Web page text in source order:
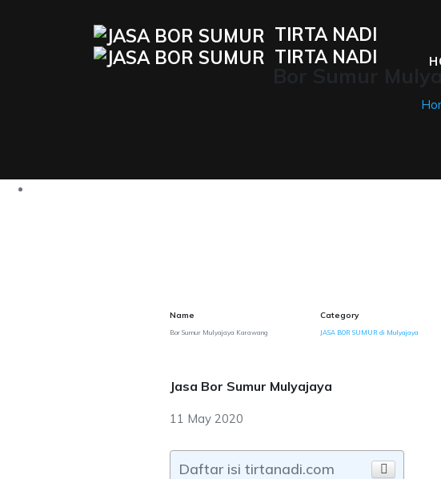
TIRTA NADI
Name
Bor Sumur Mulyajaya Karawang
Category
JASA BOR SUMUR di Mulyajaya
Jasa Bor Sumur Mulyajaya
11 May 2020
Daftar isi tirtanadi.com
TIRTA NADI